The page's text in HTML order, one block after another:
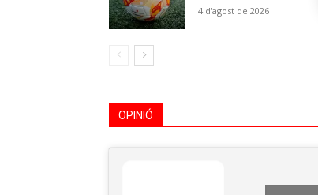
4 d'agost de 2026
OPINIÓ